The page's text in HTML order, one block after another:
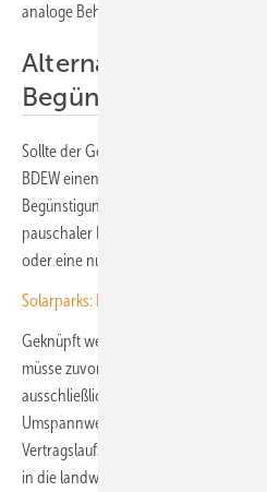
analoge Behandlung gegeben.
Alternativ: eigener
Sollte der Gesetzgeber dieser
BDEW einen eigenständigen „solaren
Begünstigungstatbestand“ im
pauschaler Bewertungsabschlag von
oder eine nur anteilige Zurechnung
Solarparks: Naturschutz contra
Geknüpft werden sollte die Regelung
müsse zuvor aktiv bewirtschaftet
ausschließlich dem Betrieb einer
Umspannwerken oder Co-Located-
Vertragslaufzeit auf maximal 40 Jahre
in die landwirtschaftliche Nutzung